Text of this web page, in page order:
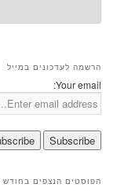
הרשמה לעדכונים במייל
Your email:
הפוסטים הנצפים בחודש